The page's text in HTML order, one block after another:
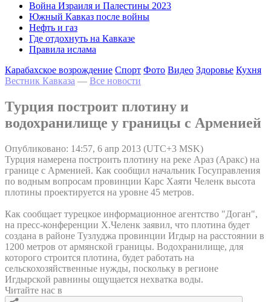
Война Израиля и Палестины 2023
Южный Кавказ после войны
Нефть и газ
Где отдохнуть на Кавказе
Правила ислама
Карабахское возрождение Спорт Фото Видео Здоровье Кухня
Вестник Кавказа — Все новости
Турция построит плотину и
водохранилище у границы с Арменией
Опубликовано: 14:57, 6 апр 2013 (UTC+3 MSK)
Турция намерена построить плотину на реке Араз (Аракс) на
границе с Арменией. Как сообщил начальник Госуправления
по водным вопросам провинции Карс Хаяти Челенк высота
плотины проектируется на уровне 45 метров.
Как сообщает турецкое информационное агентство "Доган",
на пресс-конференции Х.Челенк заявил, что плотина будет
создана в районе Тузлуджа провинции Игдыр на расстоянии в
1200 метров от армянской границы. Водохранилище, для
которого строится плотина, будет работать на
сельскохозяйственные нужды, поскольку в регионе
Игдырской равнины ощущается нехватка воды.
Читайте нас в